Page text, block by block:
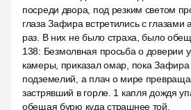
посреди двора, под резким светом
глаза Зафира встретились с
раз. В них не было страха, было
138: Безмолвная просьба о доверии
камеры, приказал омар, пока
подземелий, а плач о мире
застрявший в горле. 1 капля дождя
обещая бурю куда страшнее той.